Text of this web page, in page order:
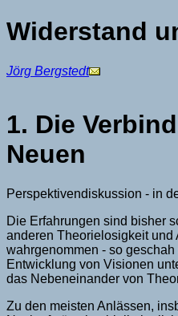
Widerstand
Jörg Bergstedt
1. Die
Neuen
Perspektivendiskussion - in
Die Erfahrungen sind bisher
anderen Theorielosigkeit und
wahrgenommen - so
Entwicklung von Visionen
das Nebeneinander von
Zu den meisten Anlässen,